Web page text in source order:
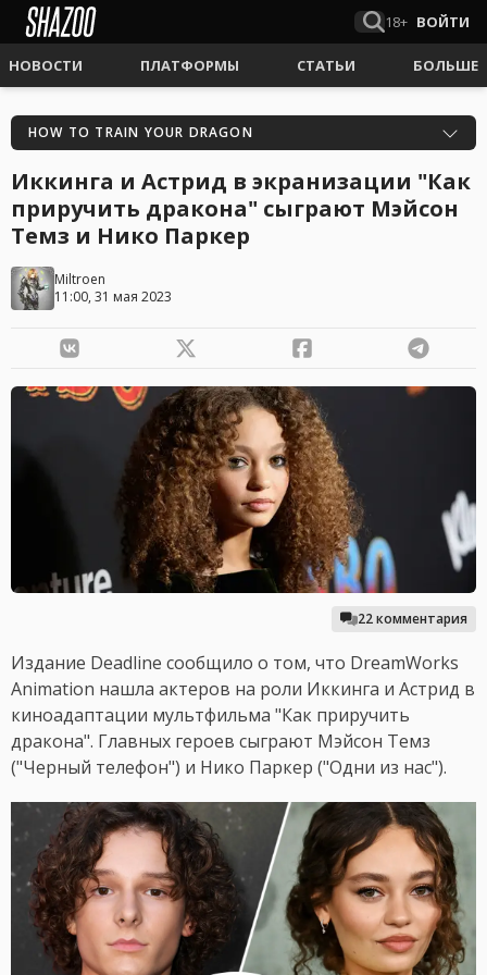
18+ ВОЙТИ
НОВОСТИ ПЛАТФОРМЫ СТАТЬИ БОЛЬШЕ
HOW TO TRAIN YOUR DRAGON
Иккинга и Астрид в экранизации "Как
приручить дракона" сыграют Мэйсон
Темз и Нико Паркер
Miltroen
11:00, 31 мая 2023
22 комментария
Издание Deadline сообщило о том, что DreamWorks
Animation нашла актеров на роли Иккинга и Астрид в
киноадаптации мультфильма "Как приручить
дракона". Главных героев сыграют Мэйсон Темз
("Черный телефон") и Нико Паркер ("Одни из нас").